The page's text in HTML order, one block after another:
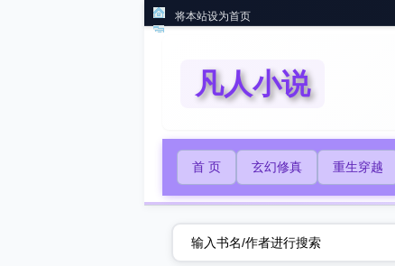
将本站设为首页
凡人小说
首 页 玄幻修真 重生穿越